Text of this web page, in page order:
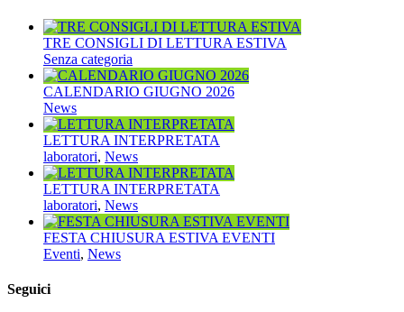
TRE CONSIGLI DI LETTURA ESTIVA
Senza categoria
CALENDARIO GIUGNO 2026
News
LETTURA INTERPRETATA
laboratori, News
LETTURA INTERPRETATA
laboratori, News
FESTA CHIUSURA ESTIVA EVENTI
Eventi, News
Seguici